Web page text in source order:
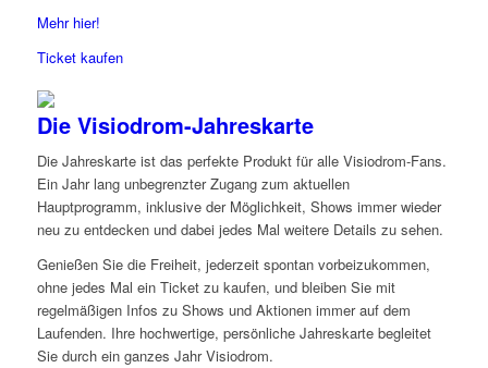
Mehr hier!
Ticket kaufen
Die Visiodrom-Jahreskarte
Die Jahreskarte ist das perfekte Produkt für alle Visiodrom-Fans.
Ein Jahr lang unbegrenzter Zugang zum aktuellen
Hauptprogramm, inklusive der Möglichkeit, Shows immer wieder
neu zu entdecken und dabei jedes Mal weitere Details zu sehen.
Genießen Sie die Freiheit, jederzeit spontan vorbeizukommen,
ohne jedes Mal ein Ticket zu kaufen, und bleiben Sie mit
regelmäßigen Infos zu Shows und Aktionen immer auf dem
Laufenden. Ihre hochwertige, persönliche Jahreskarte begleitet
Sie durch ein ganzes Jahr Visiodrom.